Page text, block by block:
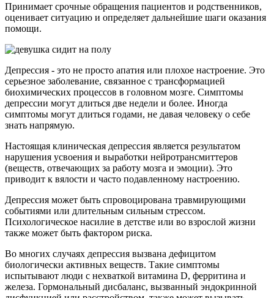
Принимает срочные обращения пациентов и родственников,
оценивает ситуацию и определяет дальнейшие шаги оказания
помощи.
Депрессия - это не просто апатия или плохое настроение. Это
серьезное заболевание, связанное с трансформацией
биохимических процессов в головном мозге. Симптомы
депрессии могут длиться две недели и более. Иногда
симптомы могут длиться годами, не давая человеку о себе
знать напрямую.
Настоящая клиническая депрессия является результатом
нарушения усвоения и выработки нейротрансмиттеров
(веществ, отвечающих за работу мозга и эмоции). Это
приводит к вялости и часто подавленному настроению.
Депрессия может быть спровоцирована травмирующими
событиями или длительным сильным стрессом.
Психологическое насилие в детстве или во взрослой жизни
также может быть фактором риска.
Во многих случаях депрессия вызвана дефицитом
биологически активных веществ. Такие симптомы
испытывают люди с нехваткой витамина D, ферритина и
железа. Гормональный дисбаланс, вызванный эндокринной